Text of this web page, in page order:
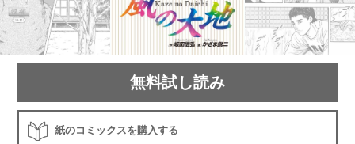
無料試し読み
紙のコミックスを購入する